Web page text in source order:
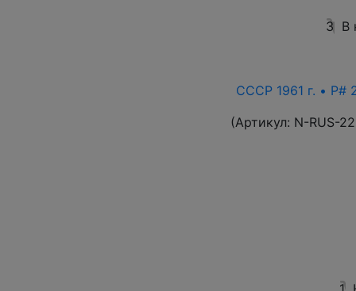
3 В
СССР 1961 г. • P#
(Артикул: N-RUS-